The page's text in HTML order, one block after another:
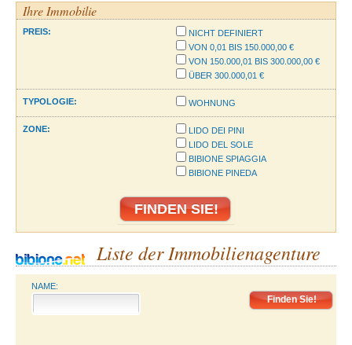
Ihre Immobilie
PREIS:
NICHT DEFINIERT
VON 0,01 BIS 150.000,00 €
VON 150.000,01 BIS 300.000,00 €
ÜBER 300.000,01 €
TYPOLOGIE: WOHNUNG
ZONE:
LIDO DEI PINI
LIDO DEL SOLE
BIBIONE SPIAGGIA
BIBIONE PINEDA
Liste der Immobilienagenture
NAME: